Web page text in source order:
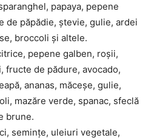
papaya, pepene
de păpădie, ștevie, gulie, ardei
broccoli și altele.
pepene galben, roșii,
fructe de pădure, avocado,
ananas, măceșe, gulie,
mazăre verde, spanac, sfeclă
brune.
semințe, uleiuri vegetale,